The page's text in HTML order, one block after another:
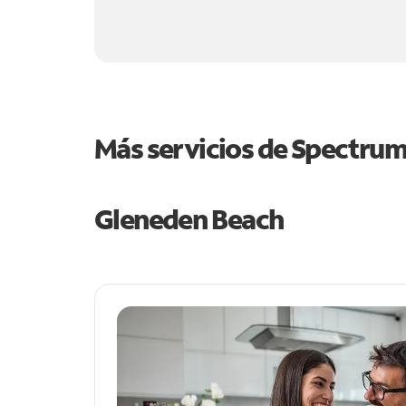
Más servicios de
Gleneden Beach